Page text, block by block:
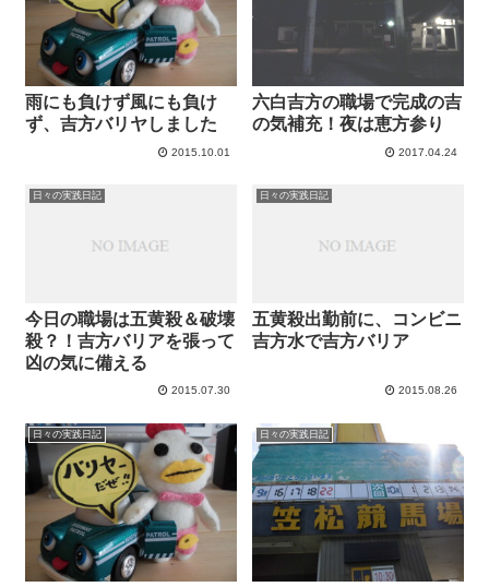
雨にも負けず風にも負け
ず、吉方バリヤしました
2015.10.01
六白吉方の職場で完成の吉
の気補充！夜は恵方参り
2017.04.24
日々の実践日記
今日の職場は五黄殺＆破壊
殺？！吉方バリアを張って
凶の気に備える
2015.07.30
日々の実践日記
五黄殺出勤前に、コンビニ
吉方水で吉方バリア
2015.08.26
日々の実践日記 日々の実践日記